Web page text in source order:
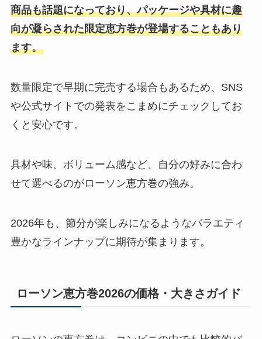
商品も話題になっており、パッケージや具材に趣
向が凝らされた限定恵方巻が登場することもあり
ます。
数量限定で早期に完売する場合もあるため、SNS
や公式サイトでの発表をこまめにチェックしてお
くと安心です。
具材や味、ボリューム感など、自分の好みに合わ
せて選べるのがローソン恵方巻の強み。
2026年も、節分が楽しみになるようなバラエティ
豊かなラインナップに期待が集まります。
ローソン恵方巻2026の価格・大きさガイド